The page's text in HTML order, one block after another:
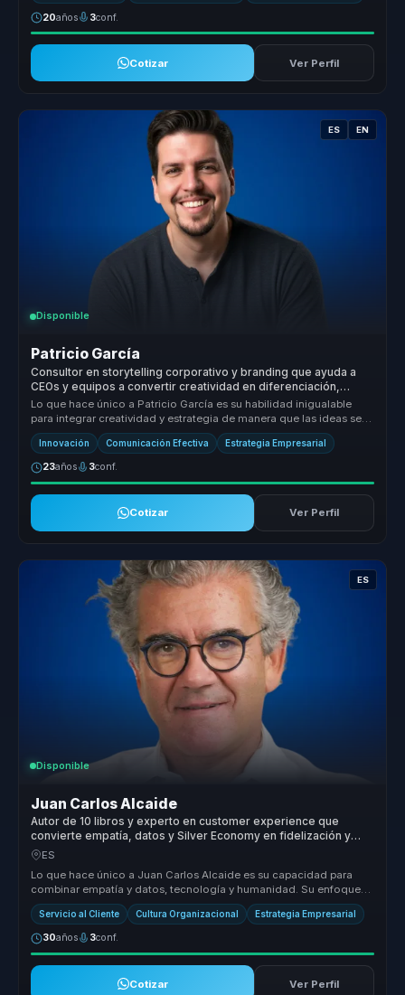
20años 3conf.
Cotizar Ver Perfil
ES EN
Disponible
Patricio García
Consultor en storytelling corporativo y branding que ayuda a
CEOs y equipos a convertir creatividad en diferenciación,
experiencia y crecimiento.
Lo que hace único a Patricio García es su habilidad inigualable
para integrar creatividad y estrategia de manera que las ideas se
convier...
Innovación Comunicación Efectiva Estrategia Empresarial
23años 3conf.
Cotizar Ver Perfil
ES
Disponible
Juan Carlos Alcaide
Autor de 10 libros y experto en customer experience que
convierte empatía, datos y Silver Economy en fidelización y
ventaja competitiva para empresas.
ES
Lo que hace único a Juan Carlos Alcaide es su capacidad para
combinar empatía y datos, tecnología y humanidad. Su enfoque
en la Silver Ec...
Servicio al Cliente Cultura Organizacional Estrategia Empresarial
30años 3conf.
Cotizar Ver Perfil